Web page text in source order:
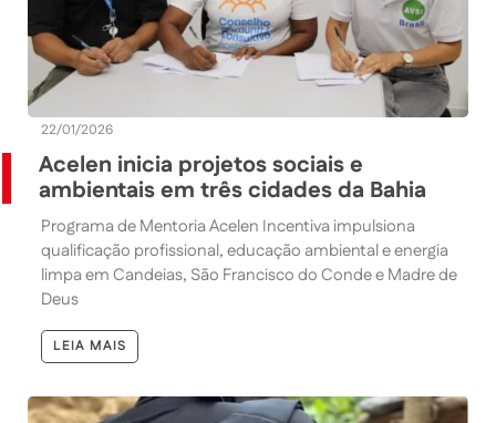
22/01/2026
Acelen inicia projetos sociais e
ambientais em três cidades da Bahia
Programa de Mentoria Acelen Incentiva impulsiona
qualificação profissional, educação ambiental e energia
limpa em Candeias, São Francisco do Conde e Madre de
Deus
LEIA MAIS